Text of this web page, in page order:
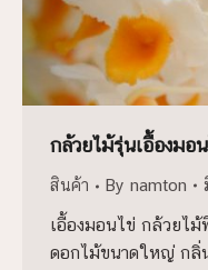
กล้วยไม้รุ่นเอื้องมอ
สินค้า By namton
เอื้องมอนไข่ กล้วยไ
ดอกไม้ขนาดใหญ่ กลิ่